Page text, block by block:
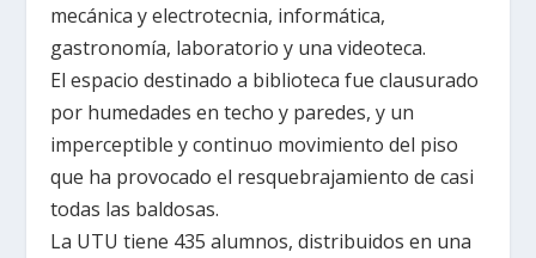
mecánica y electrotecnia, informática,
gastronomía, laboratorio y una videoteca.
El espacio destinado a biblioteca fue clausurado
por humedades en techo y paredes, y un
imperceptible y continuo movimiento del piso
que ha provocado el resquebrajamiento de casi
todas las baldosas.
La UTU tiene 435 alumnos, distribuidos en una